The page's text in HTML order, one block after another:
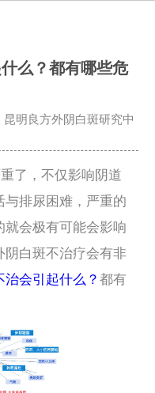
么？都有哪些危
昆明良方外阴白斑研究中
了，不仅影响阴道
与排尿困难，严重的
就会极有可能会影响
阴白斑不治疗会有非
会引起什么？ 都有